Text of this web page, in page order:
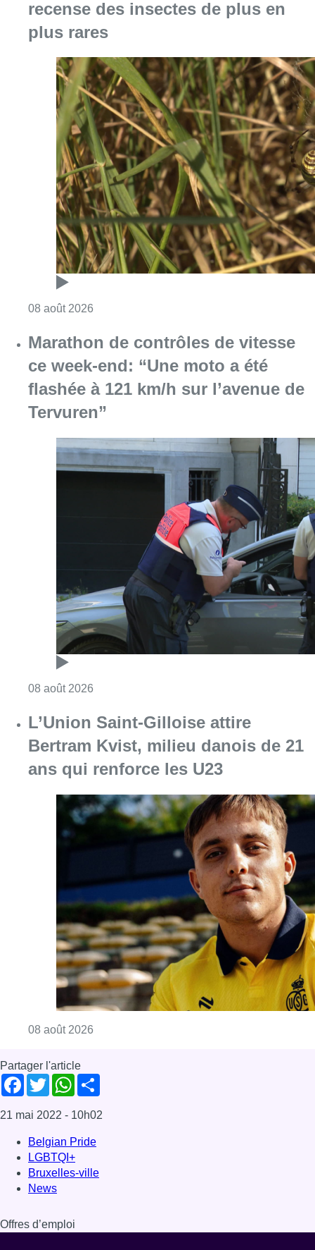
recense des insectes de plus en
plus rares
08 août 2026
Marathon de contrôles de vitesse
ce week-end: “Une moto a été
flashée à 121 km/h sur l’avenue de
Tervuren”
08 août 2026
L’Union Saint-Gilloise attire
Bertram Kvist, milieu danois de 21
ans qui renforce les U23
08 août 2026
Partager l'article
Facebook
TwitterWhatsApp
21 mai 2022 - 10h02
Belgian Pride
LGBTQI+
Bruxelles-ville
News
Offres d’emploi